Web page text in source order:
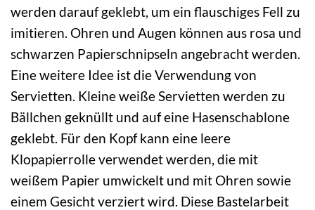
werden darauf geklebt, um ein flauschiges Fell zu
imitieren. Ohren und Augen können aus rosa und
schwarzen Papierschnipseln angebracht werden.
Eine weitere Idee ist die Verwendung von
Servietten. Kleine weiße Servietten werden zu
Bällchen geknüllt und auf eine Hasenschablone
geklebt. Für den Kopf kann eine leere
Klopapierrolle verwendet werden, die mit
weißem Papier umwickelt und mit Ohren sowie
einem Gesicht verziert wird. Diese Bastelarbeit